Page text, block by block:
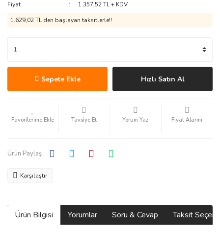
Fiyat
1.357,52 TL + KDV
1.629,02 TL den başlayan taksitlerle!!
Sepete Ekle Hızlı Satın Al
Tavsiye Et Yorum Yaz Fiyat Alarmı
Ürün Paylaş :
Karşılaştır
Ürün Bilgisi Yorumlar Soru & Cevap Taksit